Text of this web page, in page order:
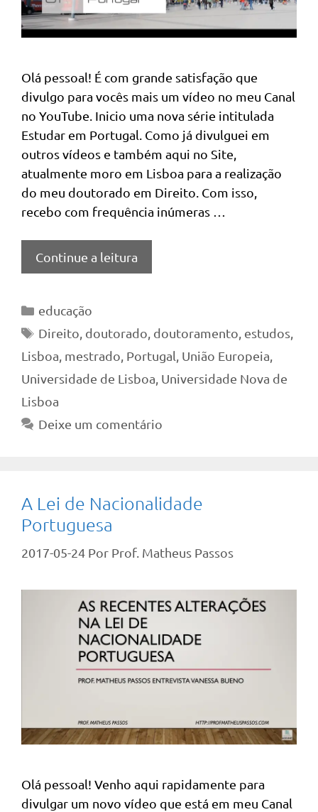
Olá pessoal! É com grande satisfação que
divulgo para vocês mais um vídeo no meu Canal
no YouTube. Inicio uma nova série intitulada
Estudar em Portugal. Como já divulguei em
outros vídeos e também aqui no Site,
atualmente moro em Lisboa para a realização
do meu doutorado em Direito. Com isso,
recebo com frequência inúmeras …
Continue a leitura
Categorias
educação
Tags
Direito, doutorado, doutoramento, estudos,
Lisboa, mestrado, Portugal, União Europeia,
Universidade de Lisboa, Universidade Nova de
Lisboa
Deixe um comentário
A Lei de Nacionalidade
Portuguesa
2017-05-24 Por Prof. Matheus Passos
Olá pessoal! Venho aqui rapidamente para
divulgar um novo vídeo que está em meu Canal